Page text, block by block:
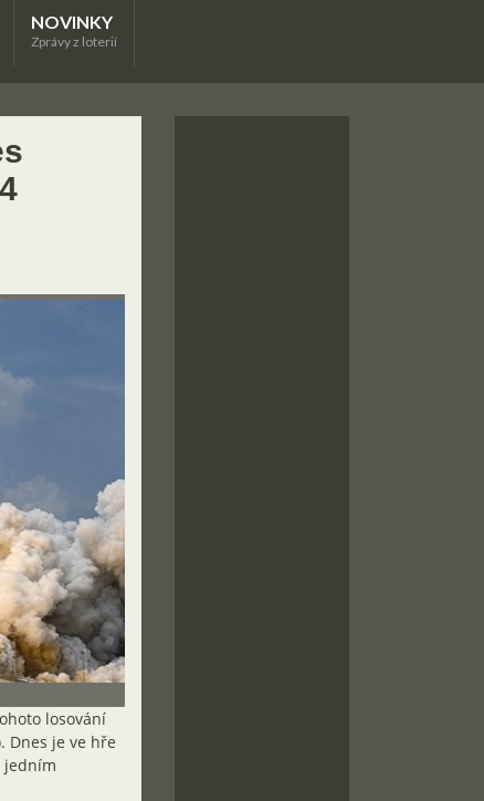
NOVINKY
Zprávy z loterií
losování
Dnes je ve hře
jedním